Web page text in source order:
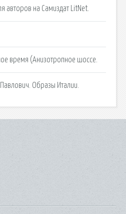
авторов на Самиздат LitNet.
время (Анизотропное шоссе.
Образы Италии.